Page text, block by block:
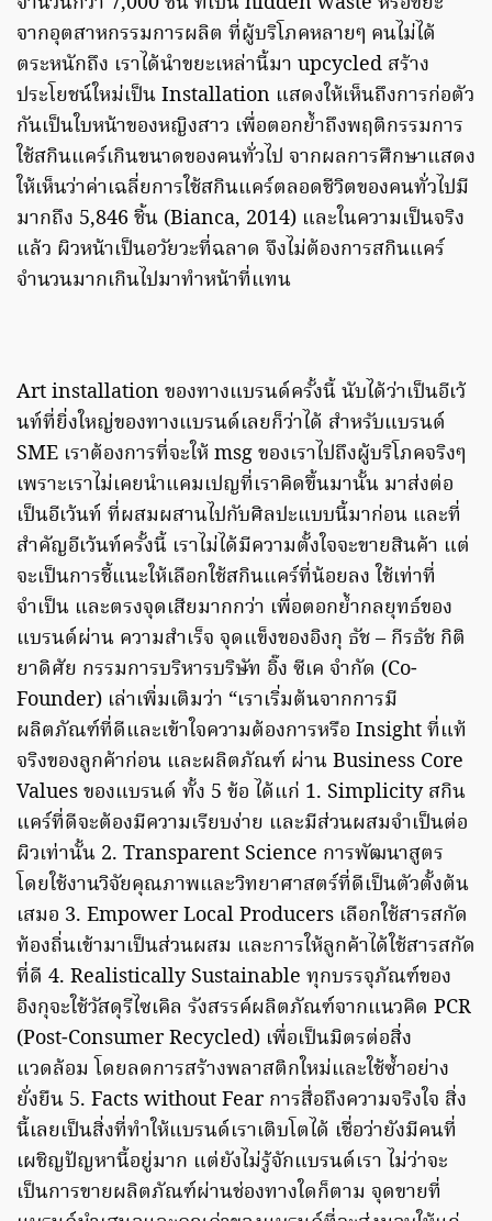
จากอุตสาหกรรมการผลิต ที่ผู้บริโภคหลายๆ คนไม่ได้
ตระหนักถึง เราได้นำขยะเหล่านี้มา upcycled สร้าง
ประโยชน์ใหม่เป็น Installation แสดงให้เห็นถึงการก่อตัว
กันเป็นใบหน้าของหญิงสาว เพื่อตอกย้ำถึงพฤติกรรมการ
ใช้สกินแคร์เกินขนาดของคนทั่วไป จากผลการศึกษาแสดง
ให้เห็นว่าค่าเฉลี่ยการใช้สกินแคร์ตลอดชีวิตของคนทั่วไปมี
มากถึง 5,846 ชิ้น (Bianca, 2014) และในความเป็นจริง
แล้ว ผิวหน้าเป็นอวัยวะที่ฉลาด จึงไม่ต้องการสกินแคร์
จำนวนมากเกินไปมาทำหน้าที่แทน
Art installation ของทางแบรนด์ครั้งนี้ นับได้ว่าเป็นอีเว้
นท์ที่ยิ่งใหญ่ของทางแบรนด์เลยก็ว่าได้ สำหรับแบรนด์
SME เราต้องการที่จะให้ msg ของเราไปถึงผู้บริโภคจริงๆ
เพราะเราไม่เคยนำแคมเปญที่เราคิดขึ้นมานั้น มาส่งต่อ
เป็นอีเว้นท์ ที่ผสมผสานไปกับศิลปะแบบนี้มาก่อน และที่
สำคัญอีเว้นท์ครั้งนี้ เราไม่ได้มีความตั้งใจจะขายสินค้า แต่
จะเป็นการชี้แนะให้เลือกใช้สกินแคร์ที่น้อยลง ใช้เท่าที่
จำเป็น และตรงจุดเสียมากกว่า เพื่อตอกย้ำกลยุทธ์ของ
แบรนด์ผ่าน ความสำเร็จ จุดแข็งของอิงกุ ธัช – กีรธัช กิติ
ยาดิศัย กรรมการบริหารบริษัท อิ๊ง ซีเค จำกัด (Co-
Founder) เล่าเพิ่มเติมว่า “เราเริ่มต้นจากการมี
ผลิตภัณฑ์ที่ดีและเข้าใจความต้องการหรือ Insight ที่แท้
จริงของลูกค้าก่อน และผลิตภัณฑ์ ผ่าน Business Core
Values ของแบรนด์ ทั้ง 5 ข้อ ได้แก่ 1. Simplicity สกิน
แคร์ที่ดีจะต้องมีความเรียบง่าย และมีส่วนผสมจำเป็นต่อ
ผิวเท่านั้น 2. Transparent Science การพัฒนาสูตร
โดยใช้งานวิจัยคุณภาพและวิทยาศาสตร์ที่ดีเป็นตัวตั้งต้น
เสมอ 3. Empower Local Producers เลือกใช้สารสกัด
ท้องถิ่นเข้ามาเป็นส่วนผสม และการให้ลูกค้าได้ใช้สารสกัด
ที่ดี 4. Realistically Sustainable ทุกบรรจุภัณฑ์ของ
อิงกุจะใช้วัสดุรีไซเคิล รังสรรค์ผลิตภัณฑ์จากแนวคิด PCR
(Post-Consumer Recycled) เพื่อเป็นมิตรต่อสิ่ง
แวดล้อม โดยลดการสร้างพลาสติกใหม่และใช้ซ้ำอย่าง
ยั่งยืน 5. Facts without Fear การสื่อถึงความจริงใจ สิ่ง
นี้เลยเป็นสิ่งที่ทำให้แบรนด์เราเติบโตได้ เชื่อว่ายังมีคนที่
เผชิญปัญหานี้อยู่มาก แต่ยังไม่รู้จักแบรนด์เรา ไม่ว่าจะ
เป็นการขายผลิตภัณฑ์ผ่านช่องทางใดก็ตาม จุดขายที่